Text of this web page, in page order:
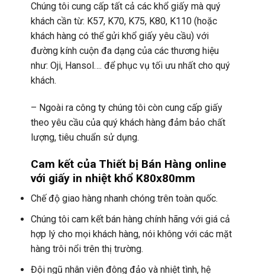
Chúng tôi cung cấp tất cả các khổ giấy mà quý
khách cần từ: K57, K70, K75, K80, K110 (hoặc
khách hàng có thể gửi khổ giấy yêu cầu) với
đường kính cuộn đa dạng của các thương hiệu
như: Oji, Hansol…. để phục vụ tối ưu nhất cho quý
khách.
– Ngoài ra công ty chúng tôi còn cung cấp giấy
theo yêu cầu của quý khách hàng đảm bảo chất
lượng, tiêu chuẩn sử dụng.
Cam kết của Thiết bị Bán Hàng online
với giấy in nhiệt khổ K80x80mm
Chế độ giao hàng nhanh chóng trên toàn quốc.
Chúng tôi cam kết bán hàng chính hãng với giá cả
hợp lý cho mọi khách hàng, nói không với các mặt
hàng trôi nổi trên thị trường.
Đội ngũ nhân viên đông đảo và nhiệt tình, hệ